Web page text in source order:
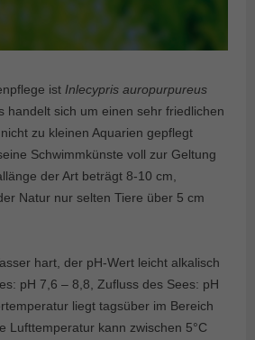
ist Inlecypris auropurpureus
handelt sich um einen sehr friedlichen
zu kleinen Aquarien gepflegt
Schwimmkünste voll zur Geltung
der Art beträgt 8-10 cm,
Natur nur selten Tiere über 5 cm
hart, der pH-Wert leicht alkalisch
pH 7,6 – 8,8, Zufluss des Sees: pH
liegt tagsüber im Bereich
Lufttemperatur kann zwischen 5°C